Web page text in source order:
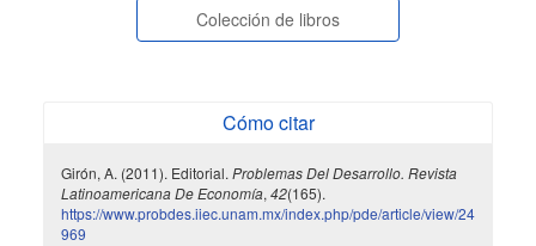
Colección de libros
Cómo citar
Girón, A. (2011). Editorial. Problemas Del Desarrollo. Revista
Latinoamericana De Economía, 42(165).
https://www.probdes.iiec.unam.mx/index.php/pde/article/view/24
969